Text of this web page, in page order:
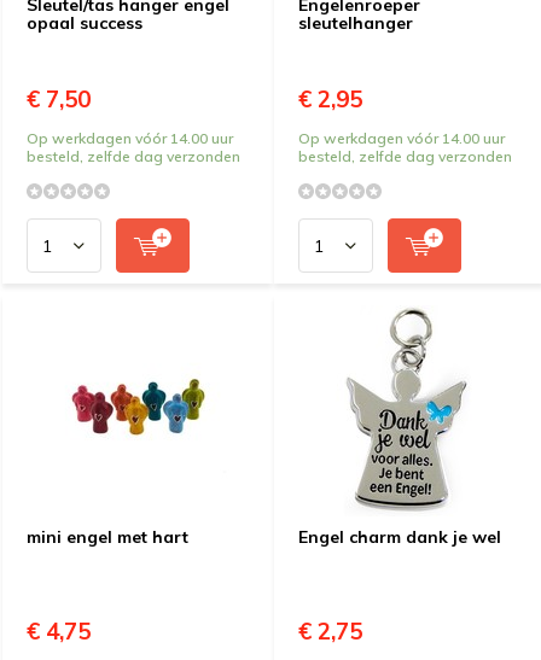
Sleutel/tas hanger engel
opaal success
€ 7,50
Op werkdagen vóór 14.00 uur
besteld, zelfde dag verzonden
Engelenroeper
sleutelhanger
€ 2,95
Op werkdagen vóór 14.00 uur
besteld, zelfde dag verzonden
mini engel met hart
€ 4,75
Engel charm dank je wel
€ 2,75